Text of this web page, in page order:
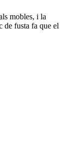
mobles, i la
de fusta fa que el